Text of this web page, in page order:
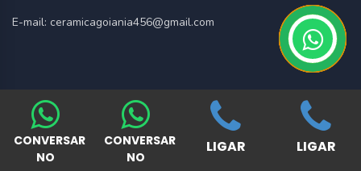
CONVERSAR
NO
CONVERSAR
NO
LIGAR LIGAR
E-mail: ceramicagoiania456@gmail.com
© Copyright 2019 ClikOfertas.com